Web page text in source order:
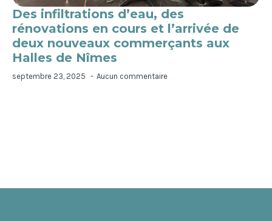
Des infiltrations d’eau, des
rénovations en cours et l’arrivée de
deux nouveaux commerçants aux
Halles de Nîmes
septembre 23, 2025 Aucun commentaire